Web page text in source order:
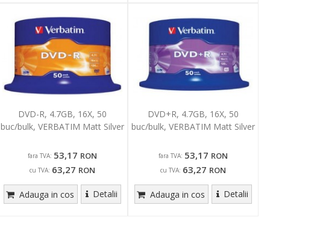
DVD-R, 4.7GB, 16X, 50
buc/bulk, VERBATIM Matt Silver
fara TVA: 53,17 RON
cu TVA: 63,27 RON
Adauga in cos Detalii
DVD+R, 4.7GB, 16X, 50
buc/bulk, VERBATIM Matt Silver
fara TVA: 53,17 RON
cu TVA: 63,27 RON
Adauga in cos Detalii